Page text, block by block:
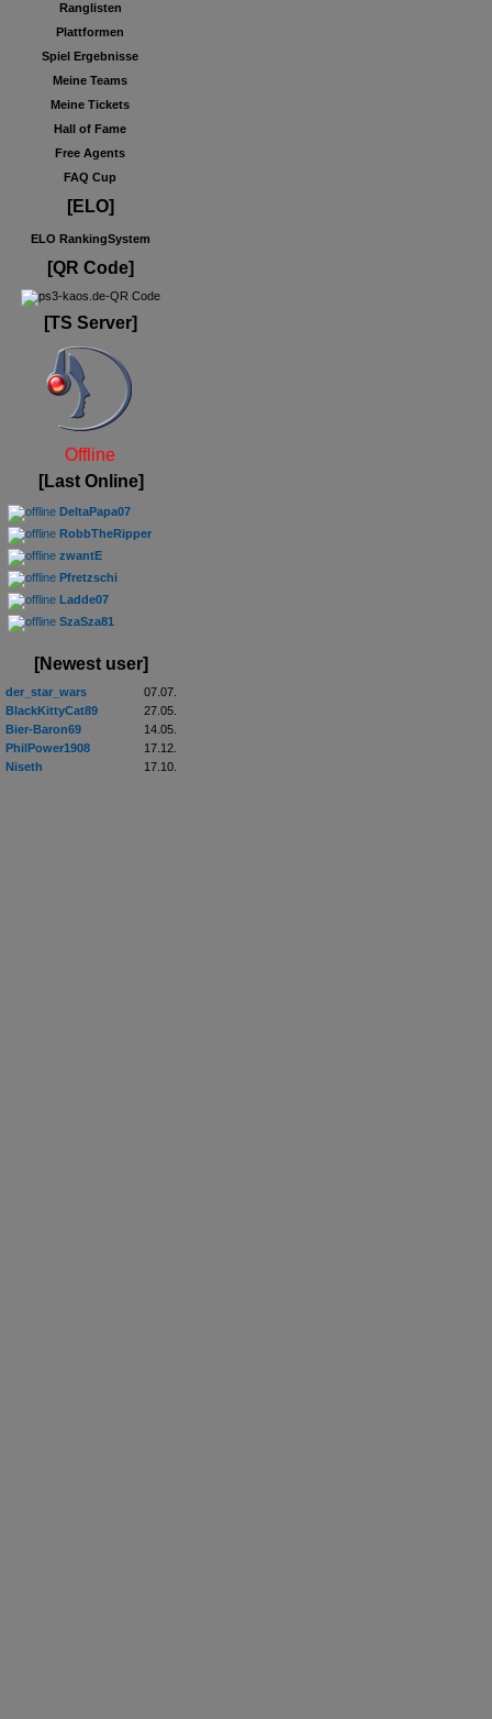
Ranglisten
Plattformen
Spiel Ergebnisse
Meine Teams
Meine Tickets
Hall of Fame
Free Agents
FAQ Cup
[ELO]
ELO RankingSystem
[QR Code]
[TS Server]
Offline
[Last Online]
DeltaPapa07
RobbTheRipper
zwantE
Pfretzschi
Ladde07
SzaSza81
[Newest user]
der_star_wars
07.07.
BlackKittyCat89
27.05.
Bier-Baron69
14.05.
PhilPower1908
17.12.
Niseth
17.10.